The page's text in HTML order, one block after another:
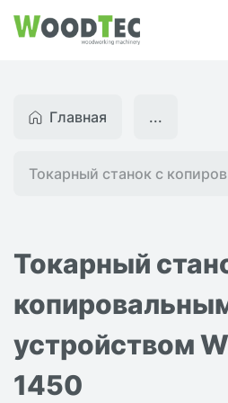
Главная
Токарный станок с
...
Токарный
устройством
1450